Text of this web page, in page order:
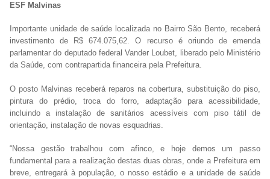
ESF Malvinas
Importante unidade de saúde localizada no Bairro São Bento, receberá
investimento de R$ 674.075,62. O recurso é oriundo de emenda
parlamentar do deputado federal Vander Loubet, liberado pelo Ministério
da Saúde, com contrapartida financeira pela Prefeitura.
O posto Malvinas receberá reparos na cobertura, substituição do piso,
pintura do prédio, troca do forro, adaptação para acessibilidade,
incluindo a instalação de sanitários acessíveis com piso tátil de
orientação, instalação de novas esquadrias.
“Nossa gestão trabalhou com afinco, e hoje demos um passo
fundamental para a realização destas duas obras, onde a Prefeitura em
breve, entregará à população, o nosso estádio e a unidade de saúde